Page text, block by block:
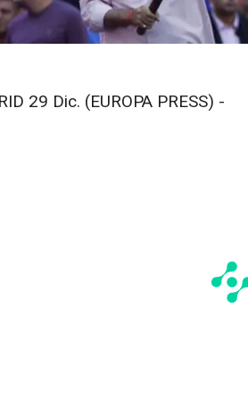
29 Dic. (EUROPA PRESS) -